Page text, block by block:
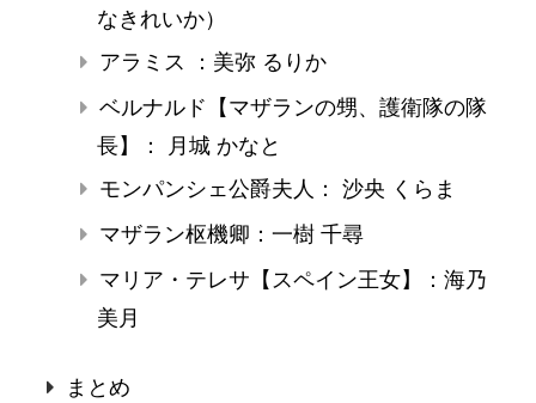
なきれいか）
アラミス ：美弥 るりか
ベルナルド【マザランの甥、護衛隊の隊
長】： 月城 かなと
モンパンシェ公爵夫人： 沙央 くらま
マザラン枢機卿：一樹 千尋
マリア・テレサ【スペイン王女】：海乃
美月
まとめ